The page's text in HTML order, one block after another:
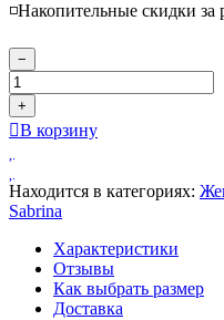
◽️Накопительные скидки за
−
+
В корзину
Находится в категориях:
Sabrina
Характеристики
Отзывы
Как выбрать размер
Доставка